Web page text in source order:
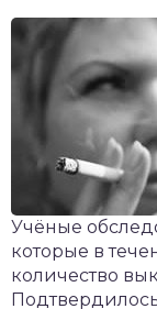
Учёные
которые в
количество